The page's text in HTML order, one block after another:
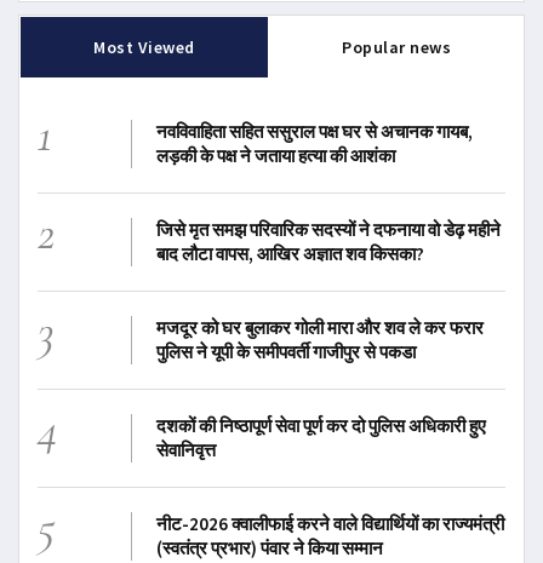
Most Viewed Popular news
1
नवविवाहिता सहित ससुराल पक्ष घर से अचानक गायब,
लड़की के पक्ष ने जताया हत्या की आशंका
2
जिसे मृत समझ परिवारिक सदस्यों ने दफनाया वो डेढ़ महीने
बाद लौटा वापस, आखिर अज्ञात शव किसका?
3
मजदूर को घर बुलाकर गोली मारा और शव ले कर फरार
पुलिस ने यूपी के समीपवर्ती गाजीपुर से पकडा
4
दशकों की निष्ठापूर्ण सेवा पूर्ण कर दो पुलिस अधिकारी हुए
सेवानिवृत्त
5
नीट-2026 क्वालीफाई करने वाले विद्यार्थियों का राज्यमंत्री
(स्वतंत्र प्रभार) पंवार ने किया सम्मान